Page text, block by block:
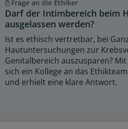
Frage an die Ethiker
Darf der Intimbereich beim
ausgelassen werden?
Ist es ethisch vertretbar, bei
Hautuntersuchungen zur
Genitalbereich auszusparen?
sich ein Kollege an das
und erhielt eine klare Antwort.